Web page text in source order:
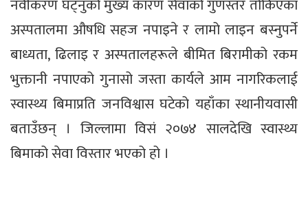
नवीकरण घट्नुको मुख्य कारण सेवाको गुणस्तर तोकिएका
अस्पतालमा औषधि सहज नपाइने र लामो लाइन बस्नुपर्ने
बाध्यता, ढिलाइ र अस्पतालहरूले बीमित बिरामीको रकम
भुक्तानी नपाएको गुनासो जस्ता कार्यले आम नागरिकलाई
स्वास्थ्य बिमाप्रति जनविश्वास घटेको यहाँका स्थानीयवासी
बताउँछन् । जिल्लामा विसं २०७४ सालदेखि स्वास्थ्य
बिमाको सेवा विस्तार भएको हो ।